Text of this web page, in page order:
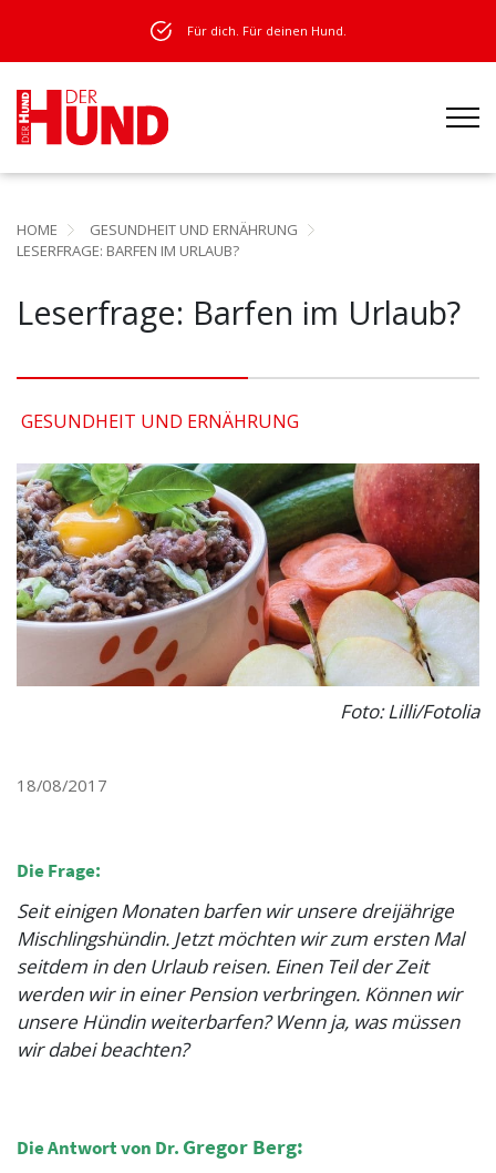
Für dich. Für deinen Hund.
HOME
GESUNDHEIT UND ERNÄHRUNG
LESERFRAGE: BARFEN IM URLAUB?
Leserfrage: Barfen im Urlaub?
GESUNDHEIT UND ERNÄHRUNG
Foto: Lilli/Fotolia
18/08/2017
Die Frage:
Seit einigen Monaten barfen wir unsere dreijährige
Mischlingshündin. Jetzt möchten wir zum ersten Mal
seitdem in den Urlaub reisen. Einen Teil der Zeit
werden wir in einer Pension verbringen. Können wir
unsere Hündin weiterbarfen? Wenn ja, was müssen
wir dabei beachten?
Die Antwort von Dr. Gregor Berg: